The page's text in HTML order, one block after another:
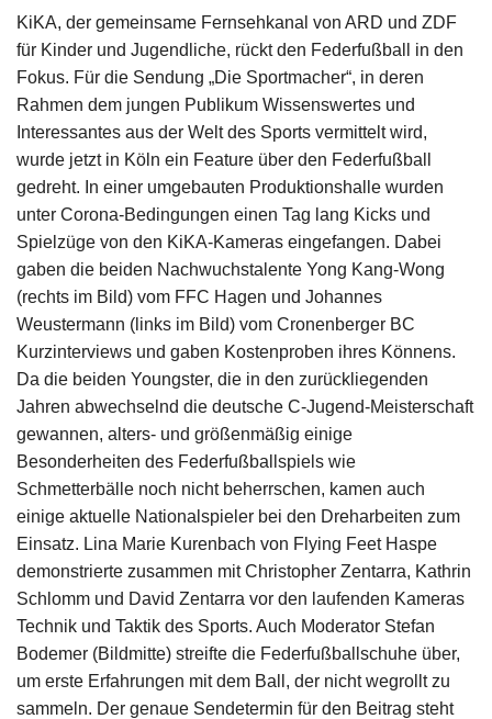
KiKA, der gemeinsame Fernsehkanal von ARD und ZDF
für Kinder und Jugendliche, rückt den Federfußball in den
Fokus. Für die Sendung „Die Sportmacher“, in deren
Rahmen dem jungen Publikum Wissenswertes und
Interessantes aus der Welt des Sports vermittelt wird,
wurde jetzt in Köln ein Feature über den Federfußball
gedreht. In einer umgebauten Produktionshalle wurden
unter Corona-Bedingungen einen Tag lang Kicks und
Spielzüge von den KiKA-Kameras eingefangen. Dabei
gaben die beiden Nachwuchstalente Yong Kang-Wong
(rechts im Bild) vom FFC Hagen und Johannes
Weustermann (links im Bild) vom Cronenberger BC
Kurzinterviews und gaben Kostenproben ihres Könnens.
Da die beiden Youngster, die in den zurückliegenden
Jahren abwechselnd die deutsche C-Jugend-Meisterschaft
gewannen, alters- und größenmäßig einige
Besonderheiten des Federfußballspiels wie
Schmetterbälle noch nicht beherrschen, kamen auch
einige aktuelle Nationalspieler bei den Dreharbeiten zum
Einsatz. Lina Marie Kurenbach von Flying Feet Haspe
demonstrierte zusammen mit Christopher Zentarra, Kathrin
Schlomm und David Zentarra vor den laufenden Kameras
Technik und Taktik des Sports. Auch Moderator Stefan
Bodemer (Bildmitte) streifte die Federfußballschuhe über,
um erste Erfahrungen mit dem Ball, der nicht wegrollt zu
sammeln. Der genaue Sendetermin für den Beitrag steht